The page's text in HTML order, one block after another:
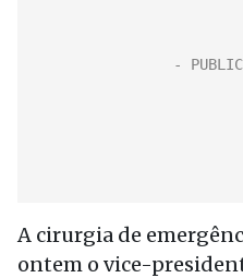
A cirurgia de
ontem o vice-